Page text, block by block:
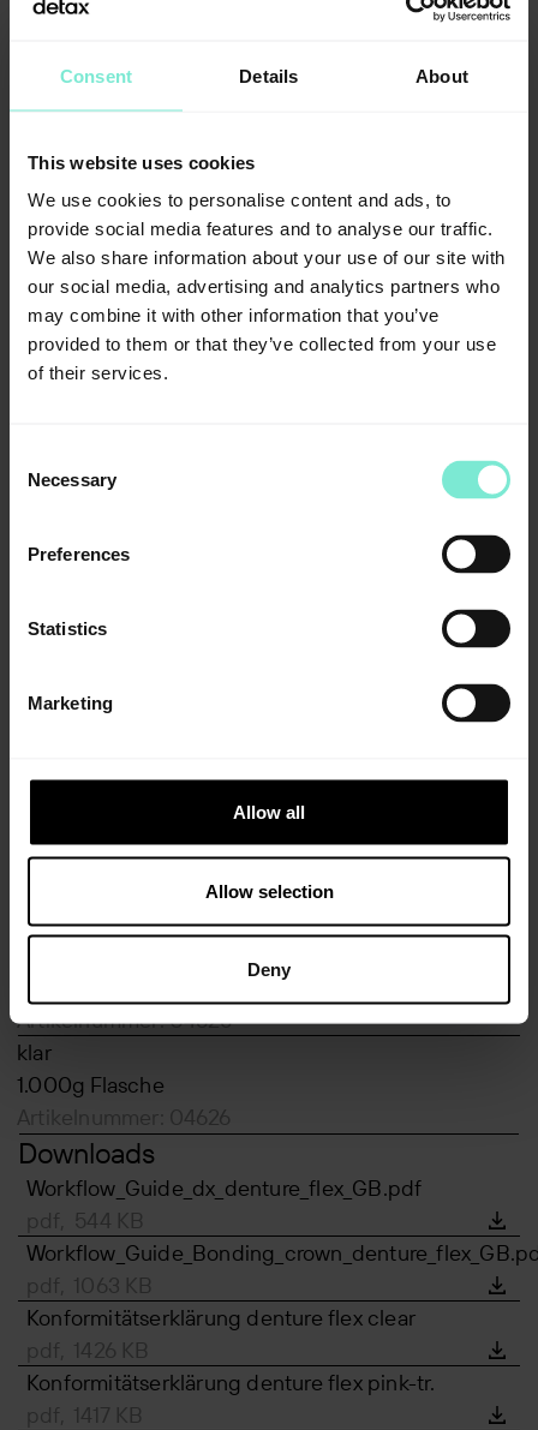
Consent Details About
This website uses cookies
We use cookies to personalise content and ads, to
provide social media features and to analyse our traffic.
We also share information about your use of our site with
our social media, advertising and analytics partners who
may combine it with other information that you’ve
provided to them or that they’ve collected from your use
of their services.
Selection
Necessary
Preferences
Statistics
Marketing
Allow all
Allow selection
Deny
/7
Alle Vertriebspartner
Verpackung
Artikelnummer: 04625
klar
1.000g Flasche
Artikelnummer: 04626
Downloads
Workflow_Guide_dx_denture_flex_GB.pdf
pdf, 544 KB
pdf, 1063 KB
Konformitätserklärung denture flex clear
pdf, 1426 KB
Konformitätserklärung denture flex pink-tr.
pdf, 1417 KB